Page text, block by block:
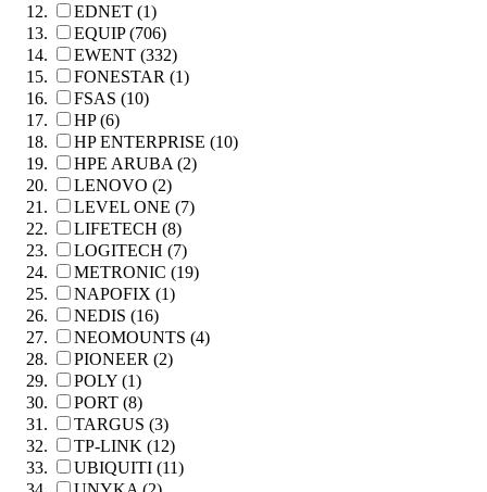
EDNET (1)
EQUIP (706)
EWENT (332)
FONESTAR (1)
FSAS (10)
HP (6)
HP ENTERPRISE (10)
HPE ARUBA (2)
LENOVO (2)
LEVEL ONE (7)
LIFETECH (8)
LOGITECH (7)
METRONIC (19)
NAPOFIX (1)
NEDIS (16)
NEOMOUNTS (4)
PIONEER (2)
POLY (1)
PORT (8)
TARGUS (3)
TP-LINK (12)
UBIQUITI (11)